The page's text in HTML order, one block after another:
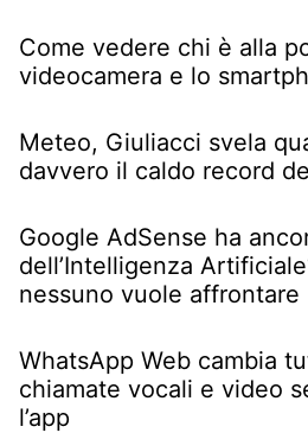
Come vedere chi è alla
videocamera e lo
Meteo, Giuliacci svela
davvero il caldo record
Google AdSense ha
dell’Intelligenza
nessuno vuole affrontare
WhatsApp Web cambia
chiamate vocali e video
l’app